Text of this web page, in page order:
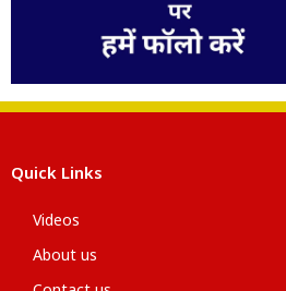
Quick Links
Videos
About us